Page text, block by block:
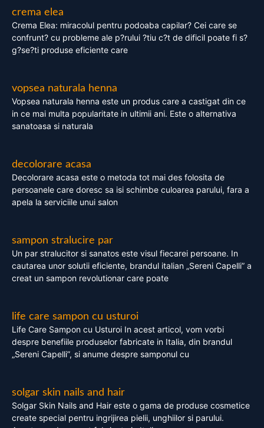
crema elea
Crema Elea: miracolul pentru podoaba capilar? Cei care se
confrunt? cu probleme ale p?rului ?tiu c?t de dificil poate fi s?
g?se?ti produse eficiente care
vopsea naturala henna
Vopsea naturala henna este un produs care a castigat din ce
in ce mai multa popularitate in ultimii ani. Este o alternativa
sanatoasa si naturala
decolorare acasa
Decolorare acasa este o metoda tot mai des folosita de
persoanele care doresc sa isi schimbe culoarea parului, fara a
apela la serviciile unui salon
sampon stralucire par
Un par stralucitor si sanatos este visul fiecarei persoane. In
cautarea unor solutii eficiente, brandul italian „Sereni Capelli” a
creat un sampon revolutionar care poate
life care sampon cu usturoi
Life Care Sampon cu Usturoi In acest articol, vom vorbi
despre benefiile produselor fabricate in Italia, din brandul
„Sereni Capelli”, si anume despre samponul cu
solgar skin nails and hair
Solgar Skin Nails and Hair este o gama de produse cosmetice
create special pentru ingrijirea pielii, unghiilor si parului.